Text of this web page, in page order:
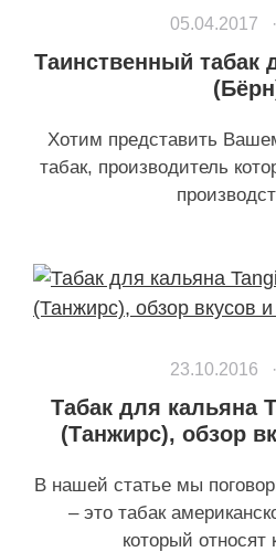
05.04.2017
Таинственный табак
Хотим представить
табак, производитель
23.10.2016
Табак для кальяна
(Танжирс), обзор
В нашей статье мы
– это табак
который относят